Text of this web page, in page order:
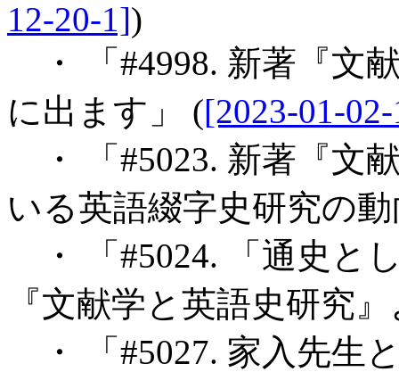
12-20-1])
・ 「#4998. 新著『文
に出ます」 ([2023-01-
・ 「#5023. 新著『文
いる英語綴字史研究の
・ 「#5024. 「通史と
『文献学と英語史研究
・ 「#5027. 家入先生